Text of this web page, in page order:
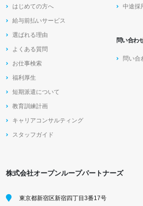
はじめての方へ
給与前払いサービス
選ばれる理由
よくある質問
お仕事検索
福利厚生
短期派遣について
教育訓練計画
キャリアコンサルティング
スタッフガイド
中途採
問い合わ
問い合
株式会社オープンループパートナーズ
東京都新宿区新宿四丁目3番17号